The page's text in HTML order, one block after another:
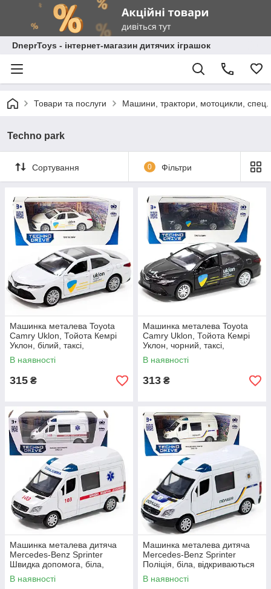
DneprToys - інтернет-магазин дитячих іграшок
Товари та послуги Машини, трактори, мотоцикли, спец.
Techno park
Сортування 0 Фільтри
Машинка металева Toyota
Camry Uklon, Тойота Кемрі
Уклон, білий, таксі,
відкриваються двері,
5*11*3см (250291)
В наявності
315 ₴
Машинка металева Toyota
Camry Uklon, Тойота Кемрі
Уклон, чорний, таксі,
відкриваються двері,
5*11*3см (250292)
В наявності
313 ₴
Машинка металева дитяча
Mercedes-Benz Sprinter
Швидка допомога, біла,
відкриваються двері,
5*11*5см (250295)
В наявності
Машинка металева дитяча
Mercedes-Benz Sprinter
Поліція, біла, відкриваються
двері, 4*11*5см ( 250294)
В наявності